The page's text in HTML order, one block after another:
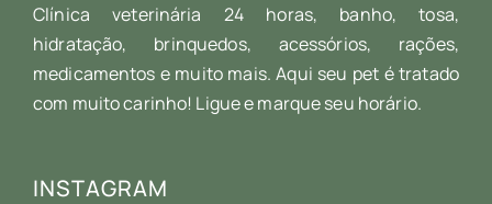
Clínica veterinária 24 horas, banho, tosa,
hidratação, brinquedos, acessórios, rações,
medicamentos e muito mais. Aqui seu pet é tratado
com muito carinho! Ligue e marque seu horário.
INSTAGRAM